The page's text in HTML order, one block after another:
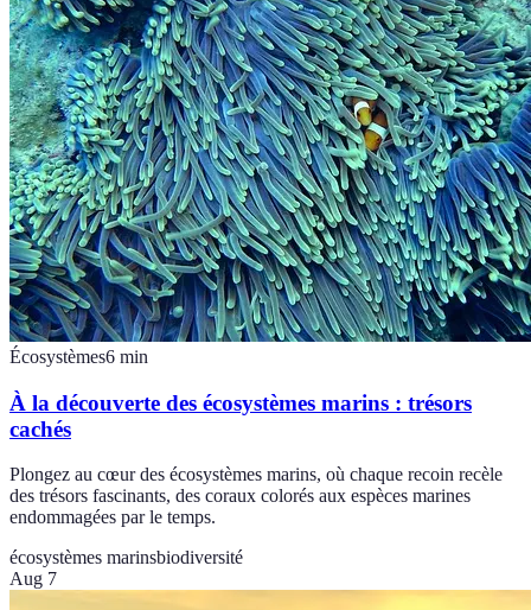
Écosystèmes6 min
À la découverte des écosystèmes marins : trésors
cachés
Plongez au cœur des écosystèmes marins, où chaque recoin recèle
des trésors fascinants, des coraux colorés aux espèces marines
endommagées par le temps.
écosystèmes marinsbiodiversité
Aug 7